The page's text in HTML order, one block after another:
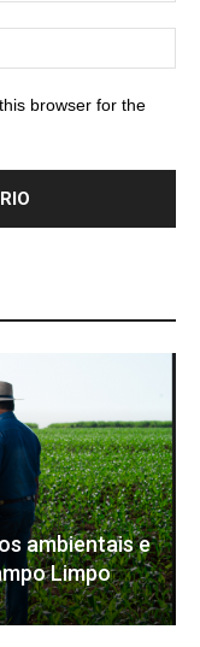
browser for the
ambientais e
Limpo